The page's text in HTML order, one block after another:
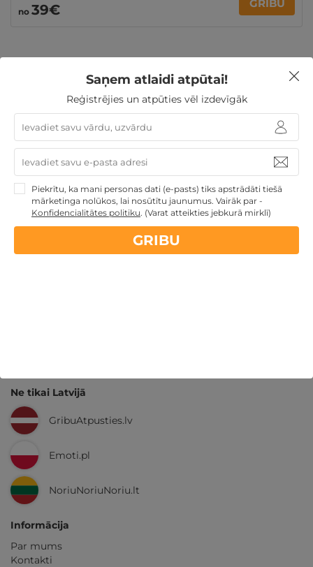
no 39€ GRIBU
Ziemassvētku dāvanas
Dāvanas TĒVA DIENĀ
Dāvanas Sieviešu dienā
Dāvanu idejas
TOP pirktākās
dāvanas
Dāvanas Mātes dienā
3 personu ĢIMENEI
4 personu ĢIMENEI
Dāvanas līdz 100€
Atpūta
diviem
Ģimenes atpūta
Nekādasapkalpošanas un administrācijasmaksas
14 dienunaudas atmaksas garantija
Ne tikai Latvijā
GribuAtpusties.lv
Emoti.pl
NoriuNoriuNoriu.lt
Informācija
Par mums
Kontakti
Saņem atlaidi atpūtai!
Reģistrējies un atpūties vēl izdevīgāk
Piekrītu, ka mani personas dati (e-pasts) tiks apstrādāti tiešā
mārketinga nolūkos, lai nosūtītu jaunumus. Vairāk par -
Konfidencialitātes politiku. (Varat atteikties jebkurā mirklī)
GRIBU